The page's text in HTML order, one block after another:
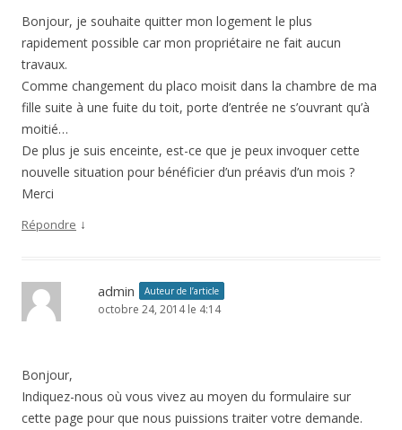
Bonjour, je souhaite quitter mon logement le plus
rapidement possible car mon propriétaire ne fait aucun
travaux.
Comme changement du placo moisit dans la chambre de ma
fille suite à une fuite du toit, porte d’entrée ne s’ouvrant qu’à
moitié…
De plus je suis enceinte, est-ce que je peux invoquer cette
nouvelle situation pour bénéficier d’un préavis d’un mois ?
Merci
Répondre ↓
admin Auteur de l’article
octobre 24, 2014 le 4:14
Bonjour,
Indiquez-nous où vous vivez au moyen du formulaire sur
cette page pour que nous puissions traiter votre demande.